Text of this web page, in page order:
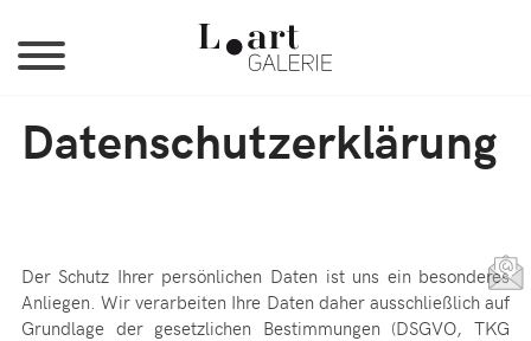
Datenschutzerklärung
Der Schutz Ihrer persönlichen Daten ist uns ein besonderes
Anliegen. Wir verarbeiten Ihre Daten daher ausschließlich auf
Grundlage der gesetzlichen Bestimmungen (DSGVO, TKG